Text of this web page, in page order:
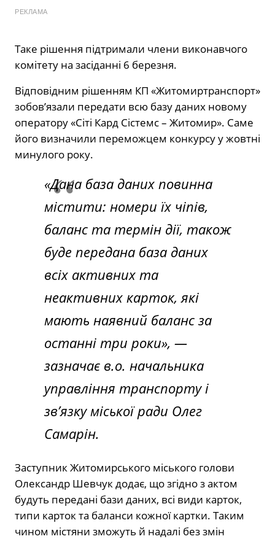
РЕКЛАМА
Таке рішення підтримали члени виконавчого
комітету на засіданні 6 березня.
Відповідним рішенням КП «Житомиртранспорт»
зобовʼязали передати всю базу даних новому
оператору «Сіті Кард Сістемс – Житомир». Саме
його визначили переможцем конкурсу у жовтні
минулого року.
«Дана база даних повинна
містити: номери їх чіпів,
баланс та термін дії, також
буде передана база даних
всіх активних та
неактивних карток, які
мають наявний баланс за
останні три роки», —
зазначає в.о. начальника
управління транспорту і
зв’язку міської ради Олег
Самарін.
Заступник Житомирського міського голови
Олександр Шевчук додає, що згідно з актом
будуть передані бази даних, всі види карток,
типи карток та баланси кожної картки. Таким
чином містяни зможуть й надалі без змін